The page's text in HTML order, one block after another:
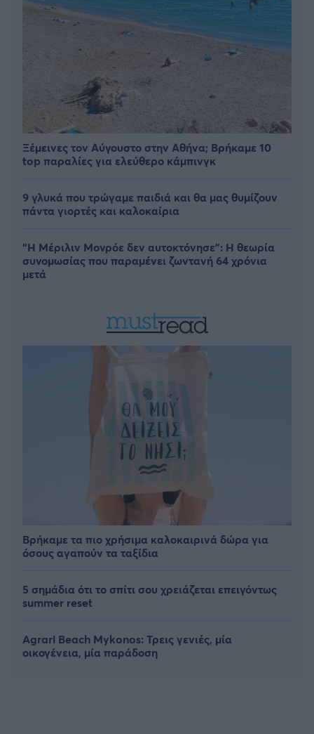
Ξέμεινες τον Αύγουστο στην Αθήνα; Βρήκαμε 10
top παραλίες για ελεύθερο κάμπινγκ
9 γλυκά που τρώγαμε παιδιά και θα μας θυμίζουν
πάντα γιορτές και καλοκαίρια
“Η Μέριλιν Μονρόε δεν αυτοκτόνησε”: Η θεωρία
συνομωσίας που παραμένει ζωντανή 64 χρόνια
μετά
Βρήκαμε τα πιο χρήσιμα καλοκαιρινά δώρα για
όσους αγαπούν τα ταξίδια
5 σημάδια ότι το σπίτι σου χρειάζεται επειγόντως
summer reset
Agrari Beach Mykonos: Τρεις γενιές, μία
οικογένεια, μία παράδοση